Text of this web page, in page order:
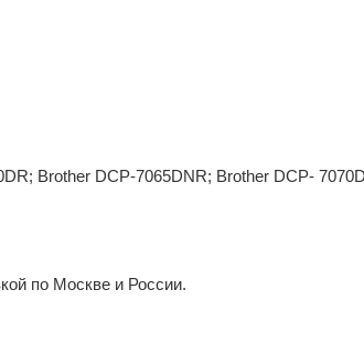
Brother DCP-7065DNR; Brother DCP-
по Москве и России.